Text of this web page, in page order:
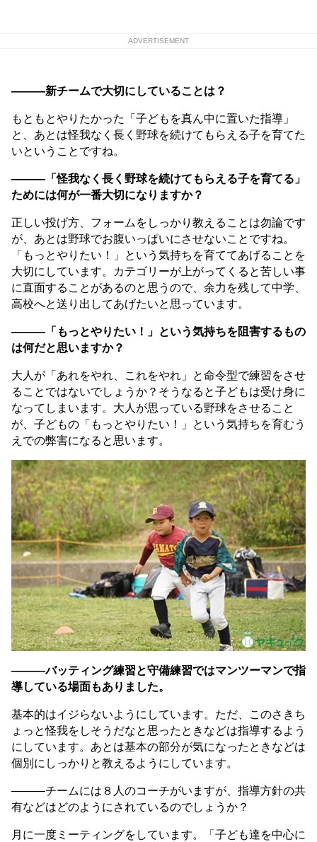
ADVERTISEMENT
———新チームで大切にしていることは？
もともとやりたかった「子どもを真ん中に置いた指導」
と、あとは怪我なく長く野球を続けてもらえる子を育てた
いということですね。
———「怪我なく長く野球を続けてもらえる子を育てる」
ためには何が一番大切になりますか？
正しい投げ方、フォームをしっかり教えることは勿論です
が、あとは野球でお腹いっぱいにさせないことですね。
「もっとやりたい！」という気持ちを育ててあげることを
大切にしています。カテゴリーが上がってくると苦しい事
に直面することがあるのと思うので、余力を残して中学、
高校へと送り出してあげたいと思っています。
———「もっとやりたい！」という気持ちを阻害するもの
は何だと思いますか？
大人が「あれをやれ、これをやれ」と命令型で練習をさせ
ることではないでしょうか？そうなると子どもは受け身に
なってしまいます。大人が思っている野球をさせること
が、子どもの「もっとやりたい！」という気持ちを育むう
えでの弊害になると思います。
———バッティング練習と守備練習ではマンツーマンで指
導している場面もありました。
基本的はイジらないようにしています。ただ、このさきち
ょっと怪我をしそうだなと思ったときなどは指導するよう
にしています。あとは基本の部分が気になったときなどは
個別にしっかりと教えるようにしています。
———チームには８人のコーチがいますが、指導方針の共
有などはどのようにされているのでしょうか？
月に一度ミーティングをしています。「子ども達を中心に